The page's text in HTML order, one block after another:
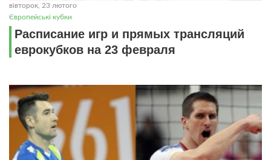
вівторок, 23 лютого
Європейські кубки
Расписание игр и прямых трансляций
еврокубков на 23 февраля